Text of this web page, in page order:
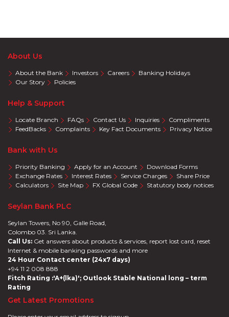
About Us
About the Bank Investors Careers
Banking Holidays
Our Story
Policies
Help & Support
Locate Branch FAQs Contact Us Inquiries
Compliments
FeedBacks
Complaints Key Fact Documents Privacy Notice
Bank with Us
Priority Banking Apply for an Account
Download Forms
Exchange Rates
Interest Rates Service Charges
Share Price
Calculators
Site Map FX Global Code Statutory body notices
Seylan Bank PLC
Seylan Towers, No 90, Galle Road,
Colombo 03. Sri Lanka.
Call Us: Get answers about products & services, report lost card, reset
Internet & mobile banking passwords and more
24 Hour Contact center (24x7 days)
+94 11 2 008 888
Fitch Rating :'A+(lka)'; Outlook Stable National long – term
Rating
Get Latest Promotions